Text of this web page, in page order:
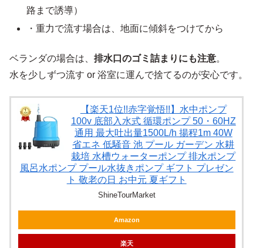
路まで誘導）
・重力で流す場合は、地面に傾斜をつけてから
ベランダの場合は、 排水口のゴミ詰まりにも注意。
水を少しずつ流す or 浴室に運んで捨てるのが安心です。
【楽天1位!!赤字覚悟!!】水中ポンプ
100v 底部入水式 循環ポンプ 50・60HZ
通用 最大吐出量1500L/h 揚程1m 40W
省エネ 低騒音 池 プール ガーデン 水耕
栽培 水槽ウォーターポンプ 排水ポンプ
風呂水ポンプ プール水抜きポンプ ギフト プレゼン
ト 敬老の日 お中元 夏ギフト
ShineTourMarket
Amazon
楽天